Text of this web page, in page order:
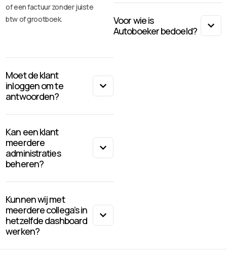
of een factuur zonder juiste
btw of grootboek.
Moet de klant
inloggen om te
antwoorden?
Kan een klant
meerdere
administraties
beheren?
Kunnen wij met
meerdere collega’s in
hetzelfde dashboard
werken?
Voor wie is
Autoboeker bedoeld?